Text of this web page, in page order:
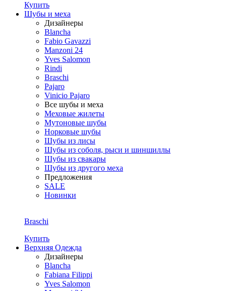
Купить
Шубы и меха
Дизайнеры
Blancha
Fabio Gavazzi
Manzoni 24
Yves Salomon
Rindi
Braschi
Pajaro
Vinicio Pajaro
Все шубы и меха
Меховые жилеты
Мутоновые шубы
Норковые шубы
Шубы из лисы
Шубы из соболя, рыси и шиншиллы
Шубы из свакары
Шубы из другого меха
Предложения
SALE
Новинки
Braschi
Купить
Верхняя Одежда
Дизайнеры
Blancha
Fabiana Filippi
Yves Salomon